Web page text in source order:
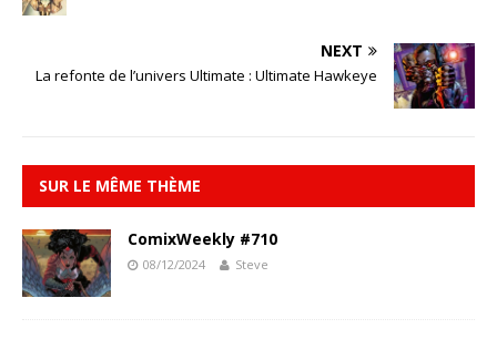
NEXT
La refonte de l’univers Ultimate : Ultimate Hawkeye
SUR LE MÊME THÈME
ComixWeekly #710
08/12/2024 Steve